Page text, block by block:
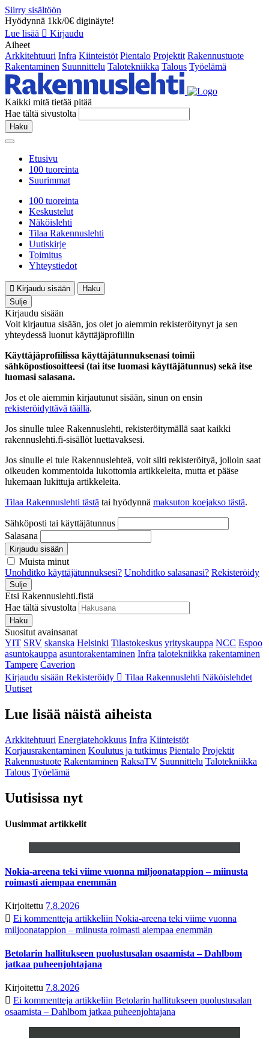
Siirry sisältöön
Hyödynnä 1kk/0€ diginäyte!
Lue lisää
Kirjaudu
Aiheet
Arkkitehtuuri Infra Kiinteistöt Pientalo Projektit Rakennustuote
Rakentaminen Suunnittelu Talotekniikka Talous Työelämä
Kaikki mitä tietää pitää
Hae tältä sivustolta
Haku
Etusivu
100 tuoreinta
Suurimmat
100 tuoreinta
Keskustelut
Näköislehti
Tilaa Rakennuslehti
Uutiskirje
Toimitus
Yhteystiedot
Kirjaudu sisään
Haku
Sulje
Kirjaudu sisään
Voit kirjautua sisään, jos olet jo aiemmin rekisteröitynyt ja sen
yhteydessä luonut käyttäjäprofiilin
Käyttäjäprofiilissa käyttäjätunnuksenasi toimii
sähköpostiosoitteesi (tai itse luomasi käyttäjätunnus) sekä itse
luomasi salasana.
Jos et ole aiemmin kirjautunut sisään, sinun on ensin
rekisteröidyttävä täällä.
Jos sinulle tulee Rakennuslehti, rekisteröitymällä saat kaikki
rakennuslehti.fi-sisällöt luettavaksesi.
Jos sinulle ei tule Rakennuslehteä, voit silti rekisteröityä, jolloin saat
oikeuden kommentoida lukottomia artikkeleita, mutta et pääse
lukemaan lukittuja artikkeleita.
Tilaa Rakennuslehti tästä tai hyödynnä maksuton koejakso tästä.
Sähköposti tai käyttäjätunnus
Salasana
Kirjaudu sisään
Muista minut
Unohditko käyttäjätunnuksesi? Unohditko salasanasi? Rekisteröidy
Sulje
Etsi Rakennuslehti.fistä
Hae tältä sivustolta
Haku
Suositut avainsanat
YIT SRV skanska Helsinki Tilastokeskus yrityskauppa NCC Espoo
asuntokauppa asuntorakentaminen Infra talotekniikka rakentaminen
Tampere Caverion
Kirjaudu sisään Rekisteröidy Tilaa Rakennuslehti Näköislehdet
Uutiset
Lue lisää näistä aiheista
Arkkitehtuuri Energiatehokkuus Infra Kiinteistöt
Korjausrakentaminen Koulutus ja tutkimus Pientalo Projektit
Rakennustuote Rakentaminen RaksaTV Suunnittelu Talotekniikka
Talous Työelämä
Uutisissa nyt
Uusimmat artikkelit
Nokia-areena teki viime vuonna miljoonatappion – miinusta
roimasti aiempaa enemmän
Kirjoitettu 7.8.2026
Ei kommentteja artikkeliin Nokia-areena teki viime vuonna
miljoonatappion – miinusta roimasti aiempaa enemmän
Betolarin hallitukseen puolustusalan osaamista – Dahlbom
jatkaa puheenjohtajana
Kirjoitettu 7.8.2026
Ei kommentteja artikkeliin Betolarin hallitukseen puolustusalan
osaamista – Dahlbom jatkaa puheenjohtajana